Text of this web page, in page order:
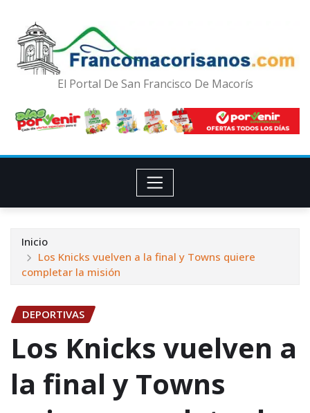
El Portal De San Francisco De Macorís
Inicio
Los Knicks vuelven a la final y Towns quiere
completar la misión
DEPORTIVAS
Los Knicks vuelven a
la final y Towns